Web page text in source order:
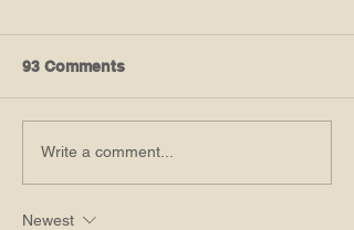
93 Comments
Write a comment...
Newest